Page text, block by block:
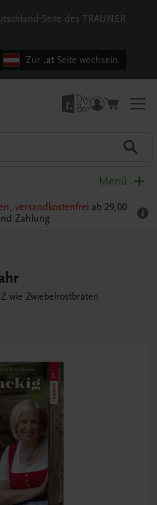
Seite des TRAUNER
Zur .at Seite wechseln
Menü
versandkostenfrei ab 29,00
Zahlung
wie Zwiebelrostbraten